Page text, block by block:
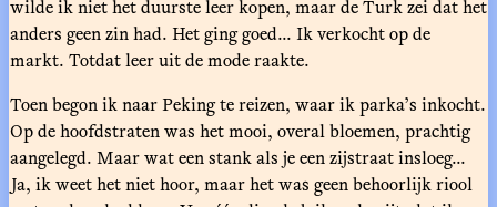
wilde ik niet het duurste leer kopen, maar de Turk zei dat het
anders geen zin had. Het ging goed... Ik verkocht op de
markt. Totdat leer uit de mode raakte.
Toen begon ik naar Peking te reizen, waar ik parka’s inkocht.
Op de hoofdstraten was het mooi, overal bloemen, prachtig
aangelegd. Maar wat een stank als je een zijstraat insloeg...
Ja, ik weet het niet hoor, maar het was geen behoorlijk riool